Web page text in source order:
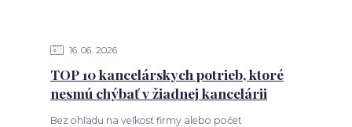
16 06 2026
TOP 10 kancelárskych potrieb, ktoré
nesmú chýbať v žiadnej kancelárii
Bez ohľadu na veľkosť firmy alebo počet